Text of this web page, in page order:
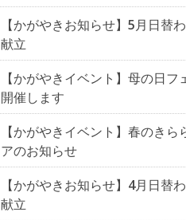
【かがやきお知らせ】5月日替
献立
【かがやきイベント】母の日フ
開催します
【かがやきイベント】春のきら
アのお知らせ
【かがやきお知らせ】4月日替
献立